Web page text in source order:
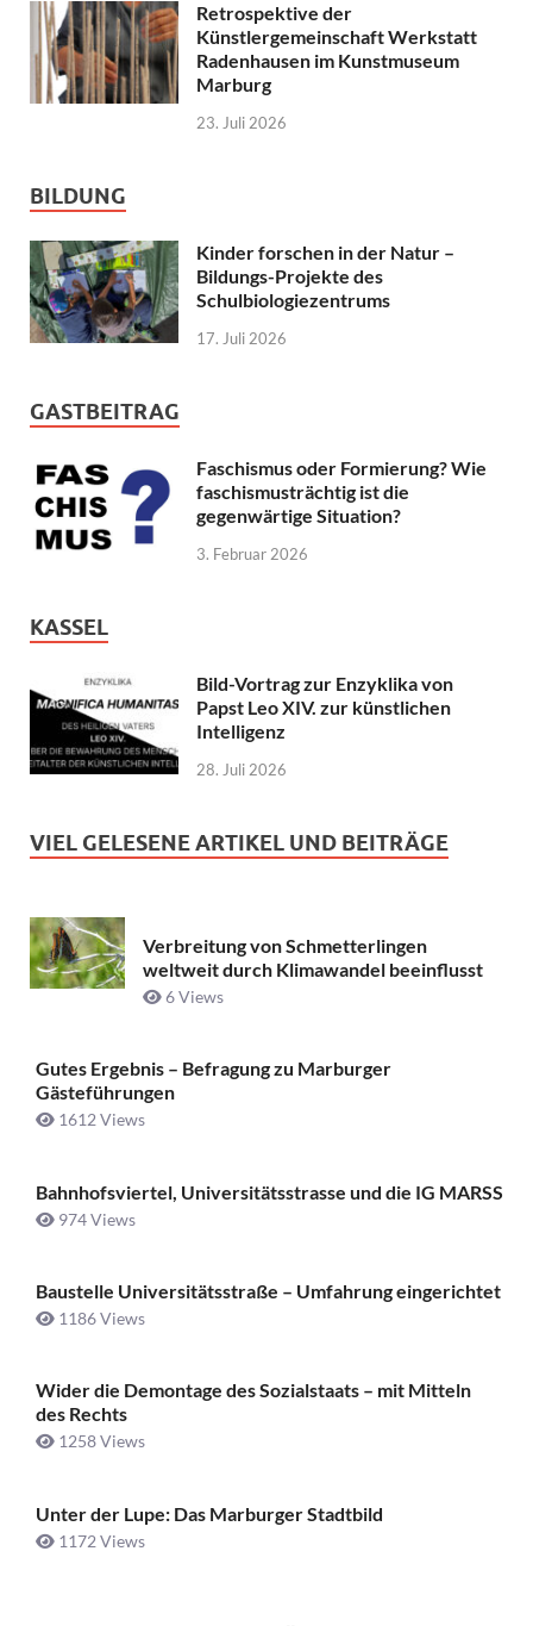
Retrospektive der
Künstlergemeinschaft Werkstatt
Radenhausen im Kunstmuseum
Marburg
23. Juli 2026
BILDUNG
Kinder forschen in der Natur –
Bildungs-Projekte des
Schulbiologiezentrums
17. Juli 2026
GASTBEITRAG
Faschismus oder Formierung? Wie
faschismusträchtig ist die
gegenwärtige Situation?
3. Februar 2026
KASSEL
Bild-Vortrag zur Enzyklika von
Papst Leo XIV. zur künstlichen
Intelligenz
28. Juli 2026
VIEL GELESENE ARTIKEL UND BEITRÄGE
Verbreitung von Schmetterlingen
weltweit durch Klimawandel beeinflusst
6 Views
Gutes Ergebnis – Befragung zu Marburger
Gästeführungen
1612 Views
Bahnhofsviertel, Universitätsstrasse und die IG MARSS
974 Views
Baustelle Universitätsstraße ­– Umfahrung eingerichtet
1186 Views
Wider die Demontage des Sozialstaats – mit Mitteln
des Rechts
1258 Views
Unter der Lupe: Das Marburger Stadtbild
1172 Views